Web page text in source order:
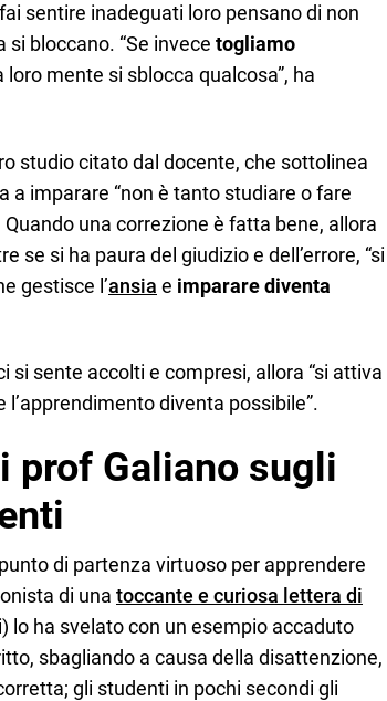
sentire inadeguati loro pensano di non
si bloccano. “Se invece togliamo
loro mente si sblocca qualcosa”, ha
studio citato dal docente, che sottolinea
a imparare “non è tanto studiare o fare
Quando una correzione è fatta bene, allora
se si ha paura del giudizio e dell’errore, “si
gestisce l’ansia e imparare diventa
si sente accolti e compresi, allora “si attiva
l’apprendimento diventa possibile”.
Galiano sugli
di partenza virtuoso per apprendere
di una toccante e curiosa lettera di
lo ha svelato con un esempio accaduto
sbagliando a causa della disattenzione,
gli studenti in pochi secondi gli